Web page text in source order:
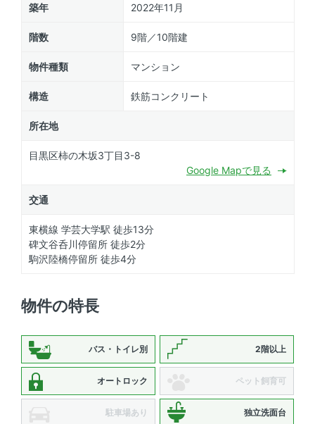
築年 2022年11月
階数 9階／10階建
物件種類 マンション
構造 鉄筋コンクリート
所在地
目黒区柿の木坂3丁目3-8
Google Mapで見る
交通
東横線 学芸大学駅 徒歩13分
碑文谷呑川停留所 徒歩2分
駒沢陸橋停留所 徒歩4分
物件の特長
バス・トイレ別 2階以上
オートロック ペット飼育可
駐車場あり 独立洗面台